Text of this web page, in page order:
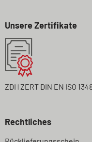
Unsere Zertifikate
ZDH ZERT DIN EN ISO
Rechtliches